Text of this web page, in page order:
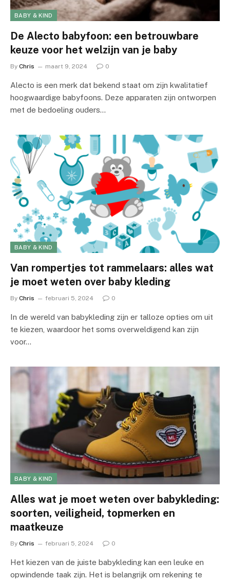
BABY & KIND
De Alecto babyfoon: een betrouwbare
keuze voor het welzijn van je baby
By Chris maart 9, 2024 0
Alecto is een merk dat bekend staat om zijn kwalitatief
hoogwaardige babyfoons. Deze apparaten zijn ontworpen
met de bedoeling ouders…
BABY & KIND
Van rompertjes tot rammelaars: alles wat
je moet weten over baby kleding
By Chris februari 5, 2024 0
In de wereld van babykleding zijn er talloze opties om uit
te kiezen, waardoor het soms overweldigend kan zijn
voor…
BABY & KIND
Alles wat je moet weten over babykleding:
soorten, veiligheid, topmerken en
maatkeuze
By Chris februari 5, 2024 0
Het kiezen van de juiste babykleding kan een leuke en
opwindende taak zijn. Het is belangrijk om rekening te